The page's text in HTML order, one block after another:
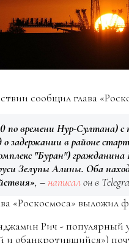
сообщил глава
по времени Нур-Султана)
о задержании в районе
"Буран")
Зелупы Алины. Оба
, –написалон в
«Роскосмоса»
Рич - популярный
обанкротившийся»)